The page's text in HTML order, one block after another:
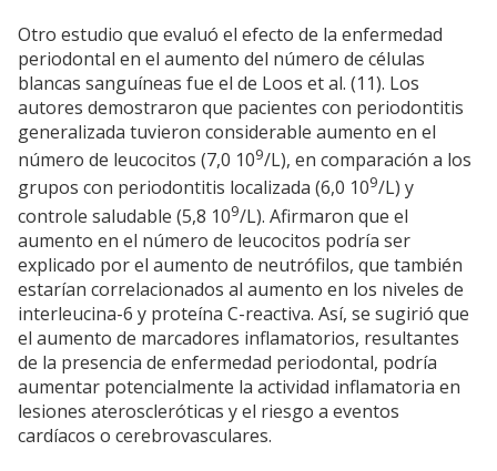
Otro estudio que evaluó el efecto de la enfermedad
periodontal en el aumento del número de células
blancas sanguíneas fue el de Loos et al. (11). Los
autores demostraron que pacientes con periodontitis
generalizada tuvieron considerable aumento en el
número de leucocitos (7,0 109/L), en comparación a los
grupos con periodontitis localizada (6,0 109/L) y
controle saludable (5,8 109/L). Afirmaron que el
aumento en el número de leucocitos podría ser
explicado por el aumento de neutrófilos, que también
estarían correlacionados al aumento en los niveles de
interleucina-6 y proteína C-reactiva. Así, se sugirió que
el aumento de marcadores inflamatorios, resultantes
de la presencia de enfermedad periodontal, podría
aumentar potencialmente la actividad inflamatoria en
lesiones ateroscleróticas y el riesgo a eventos
cardíacos o cerebrovasculares.